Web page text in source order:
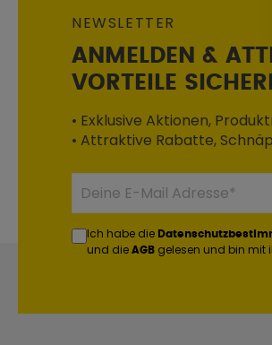
NEWSLETTER
ANMELDEN &
VORTEILE
• Exklusive Aktionen,
• Attraktive Rabatte,
Ich habe die
und die AGB gelesen und bin mit